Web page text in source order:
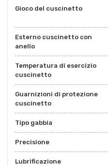
Gioco del cuscinetto
Esterno cuscinetto con
anello
Temperatura di esercizio
cuscinetto
Guarnizioni di protezione
cuscinetto
Tipo gabbia
Precisione
Lubrificazione